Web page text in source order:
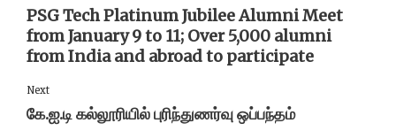
PSG Tech Platinum Jubilee Alumni Meet
from January 9 to 11; Over 5,000 alumni
from India and abroad to participate
Next
கே.ஐ.டி கல்லூரியில் புரிந்துணர்வு ஒப்பந்தம்